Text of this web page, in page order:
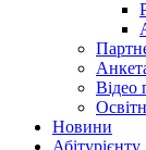
Відео
Hовини
Абітурієнту